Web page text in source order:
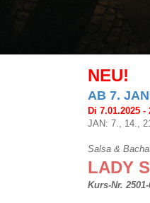
NEU!
AB 7.
Di 7.01.2025 -
JAN: 7., 14.,
Salsa &
LADY
Kurs-Nr. 2501-